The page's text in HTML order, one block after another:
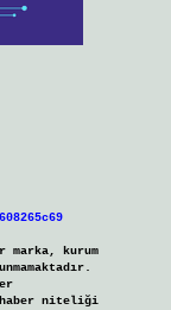
kurum
haber niteliği